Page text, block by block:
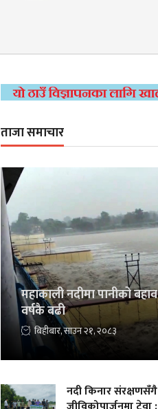
ताजा समाचार
महाकाली नदीमा पानीको
वर्षकै बढी
बिहीबार, साउन २१, २०८३
नदी किनार संरक्षणसँगै